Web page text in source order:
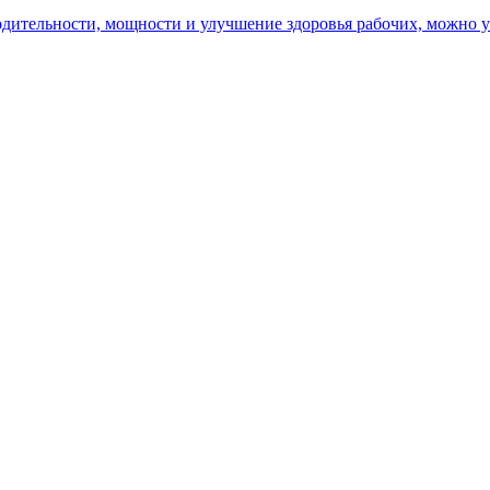
мощности и улучшение здоровья рабочих, можно